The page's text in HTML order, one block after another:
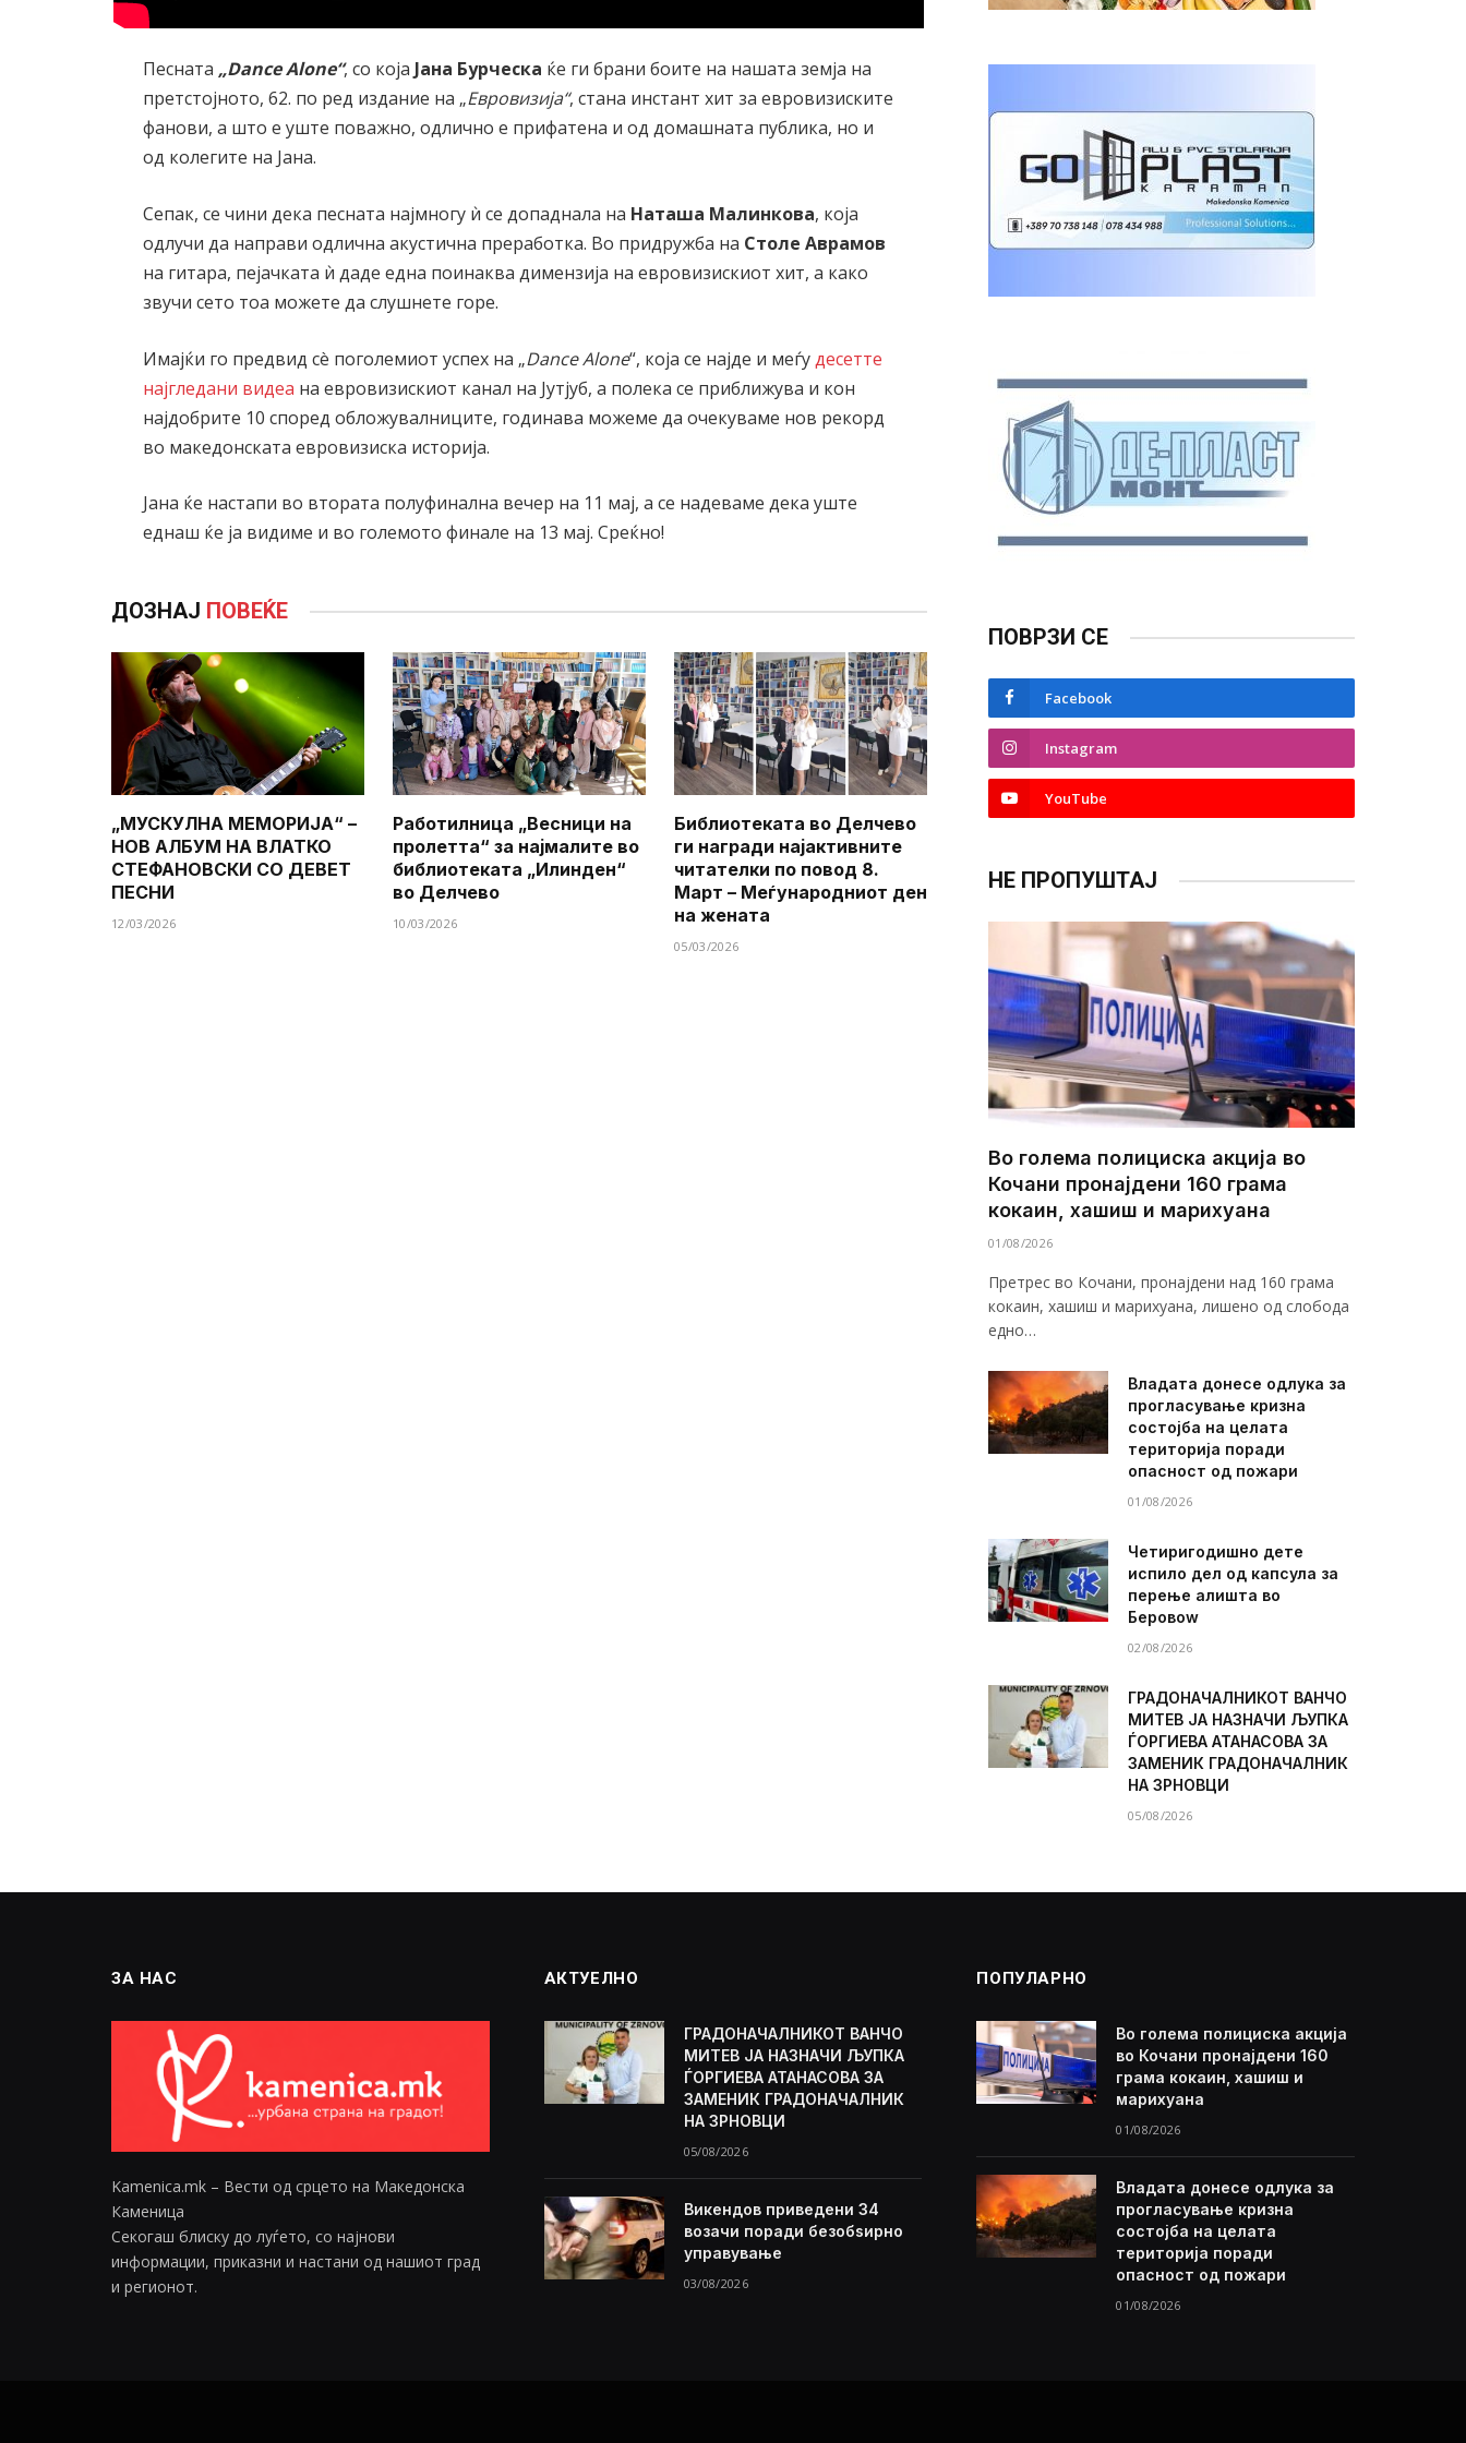
Песната „Dance Alone“, со која Јана Бурческа ќе ги брани боите на нашата земја на
претстојното, 62. по ред издание на „Евровизија“, стана инстант хит за евровизиските
фанови, а што е уште поважно, одлично е прифатена и од домашната публика, но и
од колегите на Јана.
Сепак, се чини дека песната најмногу ѝ се допаднала на Наташа Малинкова, која
одлучи да направи одлична акустична преработка. Во придружба на Столе Аврамов
на гитара, пејачката ѝ даде една поинаква димензија на евровизискиот хит, а како
звучи сето тоа можете да слушнете горе.
Имајќи го предвид сè поголемиот успех на „Dance Alonе“, која се најде и меѓудесетте
најгледани видеа на евровизискиот канал на Јутјуб, а полека се приближува и кон
најдобрите 10 според обложувалниците, годинава можеме да очекуваме нов рекорд
во македонската евровизиска историја.
Јана ќе настапи во втората полуфинална вечер на 11 мај, а се надеваме дека уште
еднаш ќе ја видиме и во големото финале на 13 мај. Среќно!
ДОЗНАЈ ПОВЕЌЕ
„МУСКУЛНА МЕМОРИЈА“ –
НОВ АЛБУМ НА ВЛАТКО
СТЕФАНОВСКИ СО ДЕВЕТ
ПЕСНИ
12/03/2026
Работилница „Весници на
пролетта“ за најмалите во
библиотеката „Илинден“
во Делчево
10/03/2026
Библиотеката во Делчево
ги награди најактивните
читателки по повод 8.
Март – Меѓународниот ден
на жената
05/03/2026
ПОВРЗИ СЕ
Facebook
Instagram
YouTube
НЕ ПРОПУШТАЈ
Во голема полициска акција во
Кочани пронајдени 160 грама
кокаин, хашиш и марихуана
01/08/2026
Претрес во Кочани, пронајдени над 160 грама
кокаин, хашиш и марихуана, лишено од слобода
едно…
Владата донесе одлука за
прогласување кризна
состојба на целата
територија поради
опасност од пожари
01/08/2026
Четиригодишно дете
испило дел од капсула за
перење алишта во
Беровоw
02/08/2026
ГРАДОНАЧАЛНИКОТ ВАНЧО
МИТЕВ ЈА НАЗНАЧИ ЉУПКА
ЃОРГИЕВА АТАНАСОВА ЗА
ЗАМЕНИК ГРАДОНАЧАЛНИК
НА ЗРНОВЦИ
05/08/2026
ЗА НАС
Kamenica.mk – Вести од срцето на Македонска
Каменица
Секогаш блиску до луѓето, со најнови
информации, приказни и настани од нашиот град
и регионот.
АКТУЕЛНО
ГРАДОНАЧАЛНИКОТ ВАНЧО
МИТЕВ ЈА НАЗНАЧИ ЉУПКА
ЃОРГИЕВА АТАНАСОВА ЗА
ЗАМЕНИК ГРАДОНАЧАЛНИК
НА ЗРНОВЦИ
05/08/2026
Викендов приведени 34
возачи поради безобѕирно
управување
03/08/2026
ПОПУЛАРНО
Во голема полициска акција
во Кочани пронајдени 160
грама кокаин, хашиш и
марихуана
01/08/2026
Владата донесе одлука за
прогласување кризна
состојба на целата
територија поради
опасност од пожари
01/08/2026